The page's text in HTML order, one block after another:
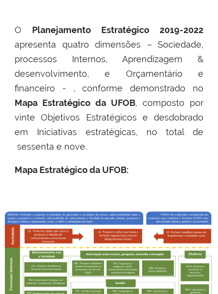
O Planejamento Estratégico 2019-2022
apresenta quatro dimensões – Sociedade,
processos Internos, Aprendizagem &
desenvolvimento, e Orçamentário e
financeiro - , conforme demonstrado no
Mapa Estratégico da UFOB, composto por
vinte Objetivos Estratégicos e desdobrado
em Iniciativas estratégicas, no total de
sessenta e nove.
Mapa Estratégico da UFOB: